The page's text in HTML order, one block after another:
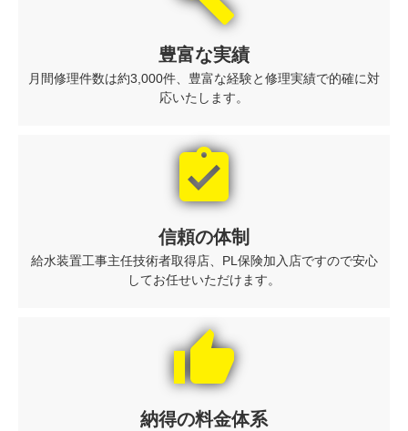
豊富な実績
月間修理件数は約3,000件、豊富な経験と修理実績で的確に対
応いたします。
assignment_turned_in
信頼の体制
給水装置工事主任技術者取得店、PL保険加入店ですので安心
してお任せいただけます。
thumb_up
納得の料金体系